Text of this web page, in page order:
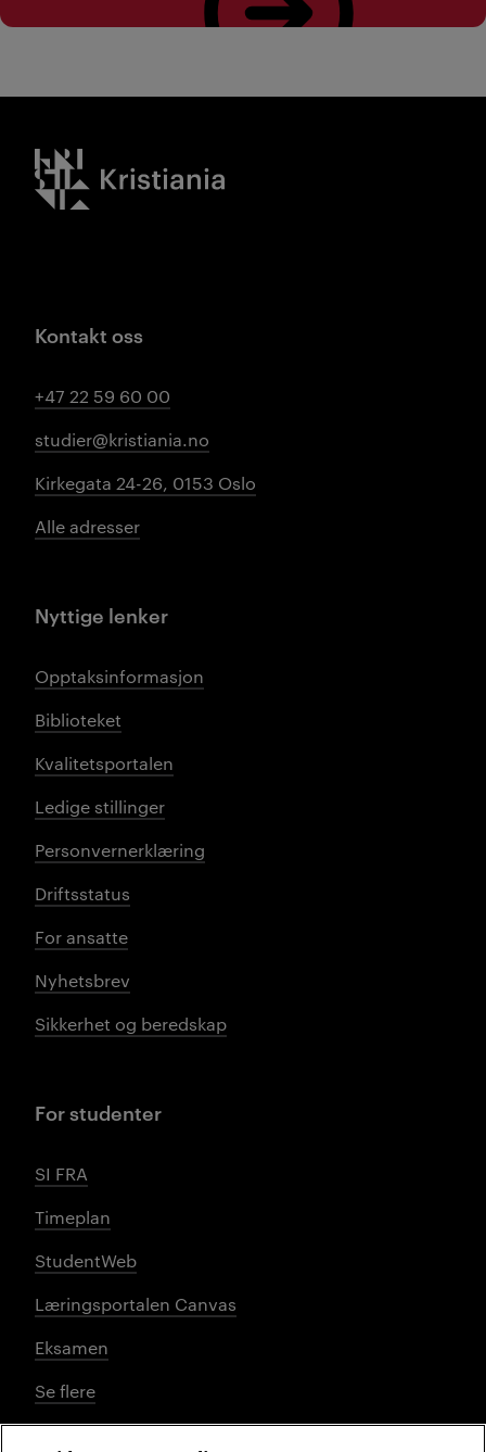
Kristiania logo
Kontakt oss
+47 22 59 60 00
studier@kristiania.no
Kirkegata 24-26, 0153 Oslo
Alle adresser
Nyttige lenker
Opptaksinformasjon
Biblioteket
Kvalitetsportalen
Ledige stillinger
Personvernerklæring
Driftsstatus
For ansatte
Nyhetsbrev
Sikkerhet og beredskap
For studenter
SI FRA
Timeplan
StudentWeb
Læringsportalen Canvas
Eksamen
Se flere